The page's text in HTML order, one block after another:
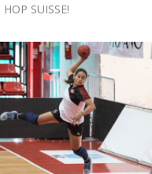
SUISSE!